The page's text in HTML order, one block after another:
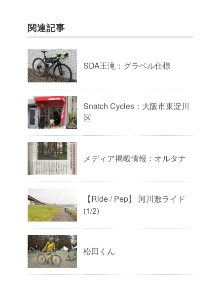
関連記事
SDA王滝：グラベル仕様
Snatch Cycles：大阪市東淀川
区
メディア掲載情報：オルタナ
【Ride / Pep】 河川敷ライド
(1/2)
松田くん